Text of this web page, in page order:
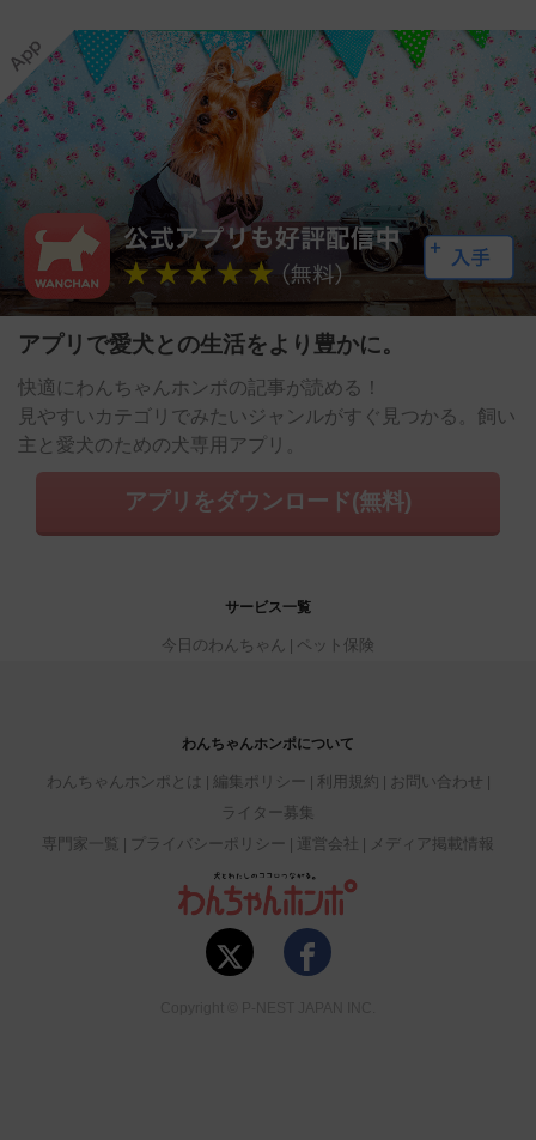
アプリで愛犬との生活をより豊かに。
快適にわんちゃんホンポの記事が読める！
見やすいカテゴリでみたいジャンルがすぐ見つかる。飼い
主と愛犬のための犬専用アプリ。
アプリをダウンロード(無料)
サービス一覧
今日のわんちゃん ペット保険
わんちゃんホンポについて
わんちゃんホンポとは 編集ポリシー 利用規約
お問い合わせ
ライター募集
専門家一覧
プライバシーポリシー 運営会社 メディア掲載情報